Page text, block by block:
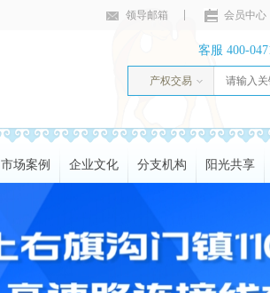
领导邮箱 会员中心
客服 400-
产权交易
市场案例 企业文化 分支机构 阳光共享